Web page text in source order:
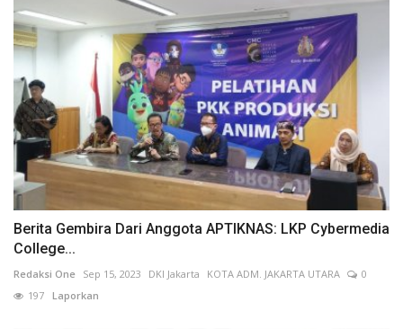
Berita Gembira Dari Anggota APTIKNAS: LKP Cybermedia
College...
Redaksi One Sep 15, 2023 DKI Jakarta KOTA ADM. JAKARTA UTARA
0
197 Laporkan